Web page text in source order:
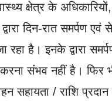
क्षेत्र के
दिन-रात समर्पण एवं
रहा है। इनके द्वारा
संभव नहीं है। फिर
सहायता / राशि